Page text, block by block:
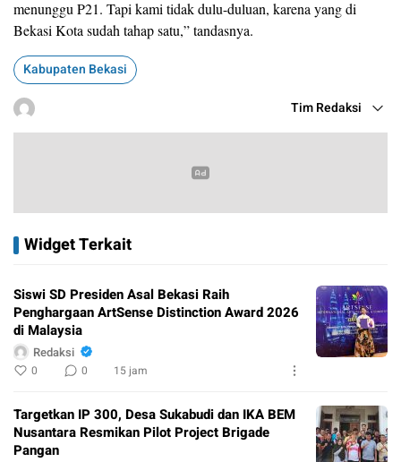
menunggu P21. Tapi kami tidak dulu-duluan, karena yang di
Bekasi Kota sudah tahap satu,” tandasnya.
Kabupaten Bekasi
Tim Redaksi
Widget Terkait
Siswi SD Presiden Asal Bekasi Raih
Penghargaan ArtSense Distinction Award 2026
di Malaysia
Redaksi
0 0 15 jam
Targetkan IP 300, Desa Sukabudi dan IKA BEM
Nusantara Resmikan Pilot Project Brigade
Pangan